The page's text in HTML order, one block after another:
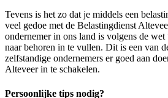
Tevens is het zo dat je middels een
veel gedoe met de Belastingdienst
ondernemer in ons land is volgens de
naar behoren in te vullen. Dit is een van
zelfstandige ondernemers er goed aan
Alteveer in te schakelen.
Persoonlijke tips nodig?